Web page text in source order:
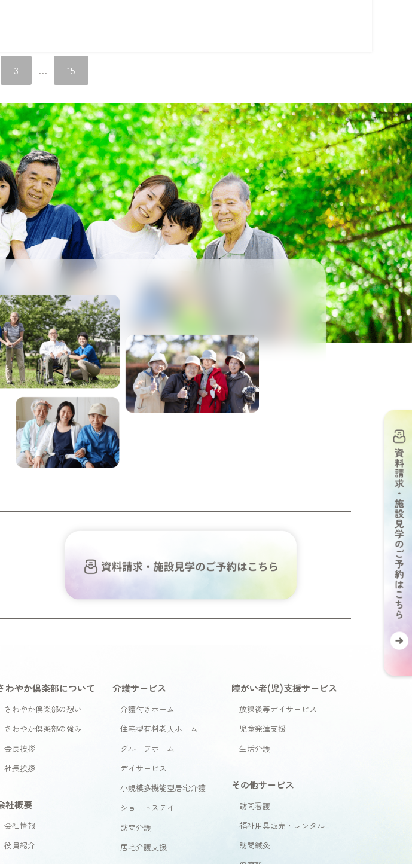
3 … 15
わやか倶楽部について
さわやか倶楽部の想い
さわやか倶楽部の強み
会長挨拶
社長挨拶
社概要
会社情報
役員紹介
介護サービス
介護付きホーム
住宅型有料老人ホーム
グループホーム
デイサービス
小規模多機能型居宅介護
ショートステイ
訪問介護
居宅介護支援
障がい者(児)支援サービス
放課後等デイサービス
児童発達支援
生活介護
その他サービス
訪問看護
福祉用具販売・レンタル
訪問鍼灸